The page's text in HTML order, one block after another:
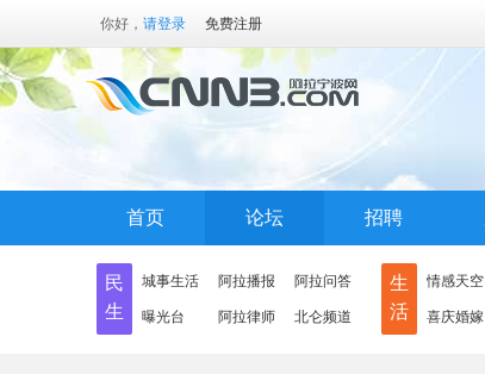
你好， 请登录 免费注册
首页 论坛 招聘
民
生
城事生活 阿拉播报 阿拉问答
曝光台 阿拉律师 北仑频道
生
活
情感天空
喜庆婚嫁